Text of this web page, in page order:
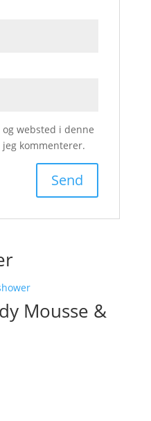
websted i denne
kommenterer.
Mousse &